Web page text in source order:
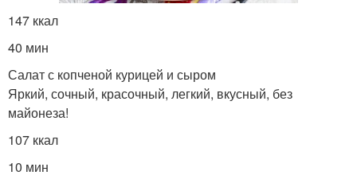
147 ккал
40 мин
Салат с копченой курицей и сыром
Яркий, сочный, красочный, легкий, вкусный, без
майонеза!
107 ккал
10 мин